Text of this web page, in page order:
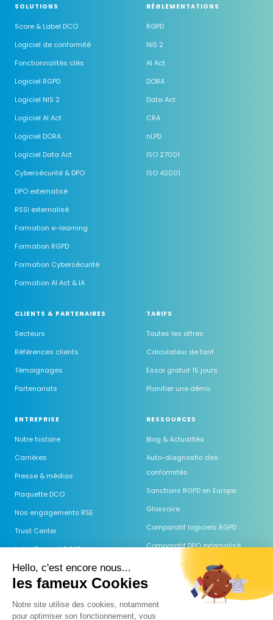
Hello, c'est encore nous...
les fameux Cookies
Notre site utilise des cookies, notamment
pour optimiser son fonctionnement, vous
SOLUTIONS
Score & Label DCO
Logiciel de conformité
Fonctionnalités clés
Logiciel RGPD
Logiciel NIS 2
Logiciel AI Act
Logiciel DORA
Logiciel Data Act
Cybersécurité & DPO
DPO externalisé
RSSI externalisé
Formation e-learning
Formation RGPD
Formation Cybersécurité
Formation AI Act & IA
RÉGLEMENTATIONS
RGPD
NIS 2
AI Act
DORA
Data Act
CRA
nLPD
ISO 27001
ISO 42001
CLIENTS & PARTENAIRES
Secteurs
Références clients
Témoignages
Partenariats
TARIFS
Toutes les offres
Calculateur de tarif
Essai gratuit 15 jours
Planifier une démo
ENTREPRISE
Notre histoire
Carrières
Presse & médias
Plaquette DCO
Nos engagements RSE
Trust Center
Label Engagé RGPD
RESSOURCES
Blog & Actualités
Auto-diagnostic des
conformités
Sanctions RGPD en Europe
Glossaire
Comparatif logiciels RGPD
Comparatif DPO externalisé
Guides & Modèles
Webinaires
Centre d'aide